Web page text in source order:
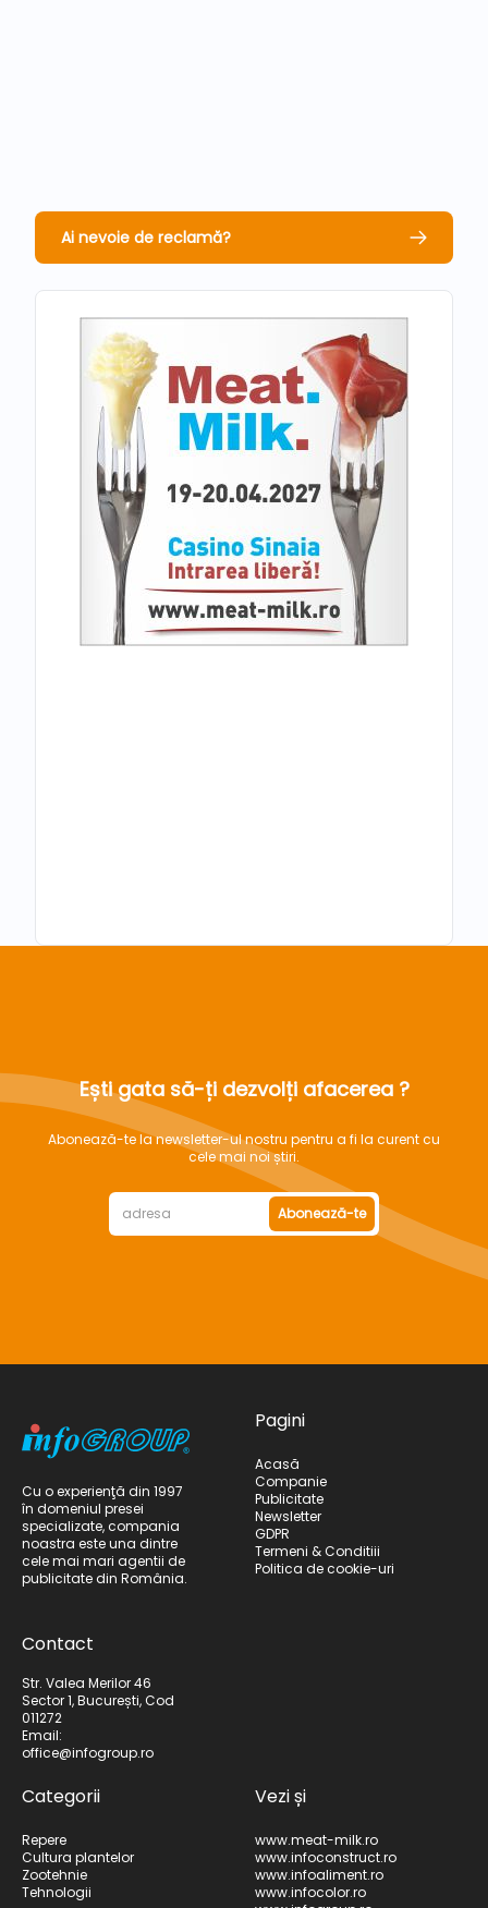
Ai nevoie de reclamă?
Ești gata să-ți dezvolți afacerea ?
Abonează-te la newsletter-ul nostru pentru a fi la curent cu
cele mai noi știri.
Abonează-te
Cu o experienţă din 1997
în domeniul presei
specializate, compania
noastra este una dintre
cele mai mari agentii de
publicitate din România.
Contact
Str. Valea Merilor 46
Sector 1, București, Cod
011272
Email:
office@infogroup.ro
Pagini
Acasă
Companie
Publicitate
Newsletter
GDPR
Termeni & Conditiii
Politica de cookie-uri
Categorii
Repere
Cultura plantelor
Zootehnie
Tehnologii
Vezi și
www.meat-milk.ro
www.infoconstruct.ro
www.infoaliment.ro
www.infocolor.ro